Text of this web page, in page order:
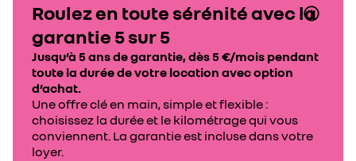
Roulez en toute sérénité avec la
garantie 5 sur 5
Jusqu’à 5 ans de garantie, dès 5 €/mois pendant
toute la durée de votre location avec option
d’achat.
Une offre clé en main, simple et flexible :
choisissez la durée et le kilométrage qui vous
conviennent. La garantie est incluse dans votre
loyer.